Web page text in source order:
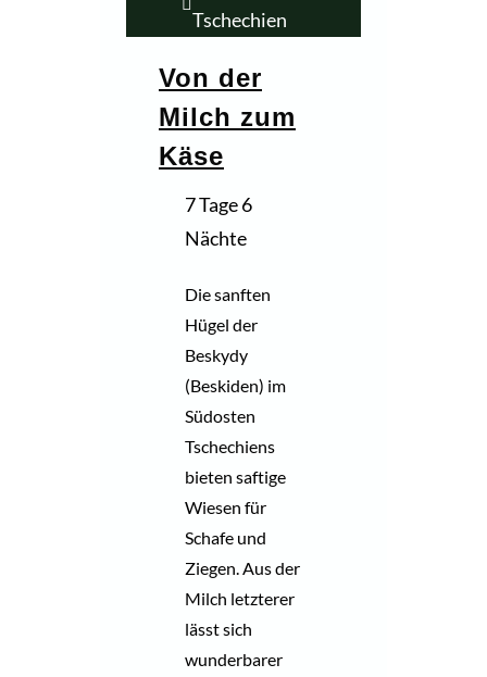
Tschechien
Von der
Milch zum
Käse
7 Tage 6
Nächte
Die sanften
Hügel der
Beskydy
(Beskiden) im
Südosten
Tschechiens
bieten saftige
Wiesen für
Schafe und
Ziegen. Aus der
Milch letzterer
lässt sich
wunderbarer